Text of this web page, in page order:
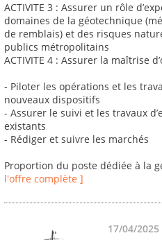
ACTIVITE 3 : Assurer un rôle
domaines de la géotechnique
de remblais) et des risques
publics métropolitains
ACTIVITE 4 : Assurer la maîtrise
- Piloter les opérations et les
nouveaux dispositifs
- Assurer le suivi et les travaux
existants
- Rédiger et suivre les marchés
Proportion du poste dédiée à la
l'offre complète ]
17/04/2025